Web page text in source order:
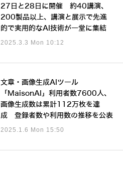
27日と28日に開催 約40講演、
200製品以上、講演と展示で先進
的で実用的なAI技術が一堂に集結
2025.3.3 Mon 10:12
文章・画像生成AIツール
「MaisonAI」利用者数7600人、
画像生成数は累計112万枚を達
成 登録者数や利用数の推移を公表
2025.1.6 Mon 15:50